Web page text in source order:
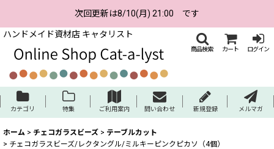
次回更新は8/10(月) 21:00 です
ハンドメイド資材店 キャタリスト
商品検索 カート ログイン
カテゴリ 特集 ご利用案内 問い合わせ 新規登録 メルマガ
ホーム > チェコガラスビーズ > テーブルカット
> チェコガラスビーズ/レクタングル/ミルキーピンクピカソ（4個）